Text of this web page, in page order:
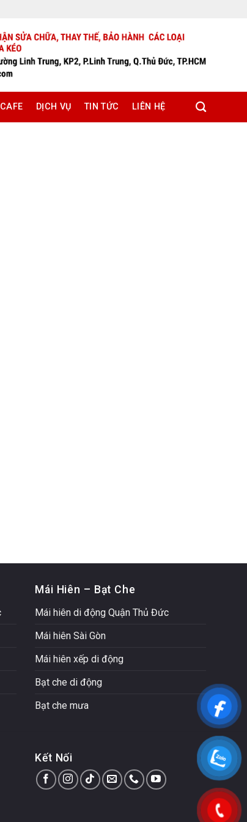
DỊCH VỤ TIN TỨC LIÊN HỆ
Mái Hiên – Bạt Che
Mái hiên di động Quận Thủ Đức
Mái hiên Sài Gòn
Mái hiên xếp di động
Bạt che di động
Bạt che mưa
Kết Nối